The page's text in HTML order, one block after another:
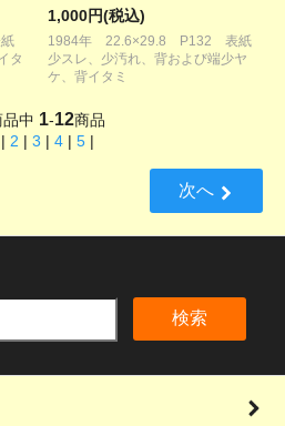
タ
1,000円(税込)
1984年 22.6×29.8 P132 表紙
少スレ、少汚れ、背および端少ヤ
ケ、背イタミ
品中 1-12商品
| 2 | 3 | 4 | 5 |
次へ
検索